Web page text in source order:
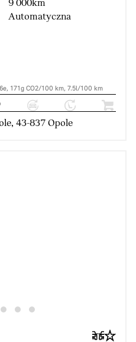
9 000km
Automatyczna
171g CO2/100 km, 7.5l/100 km
43-837 Opole